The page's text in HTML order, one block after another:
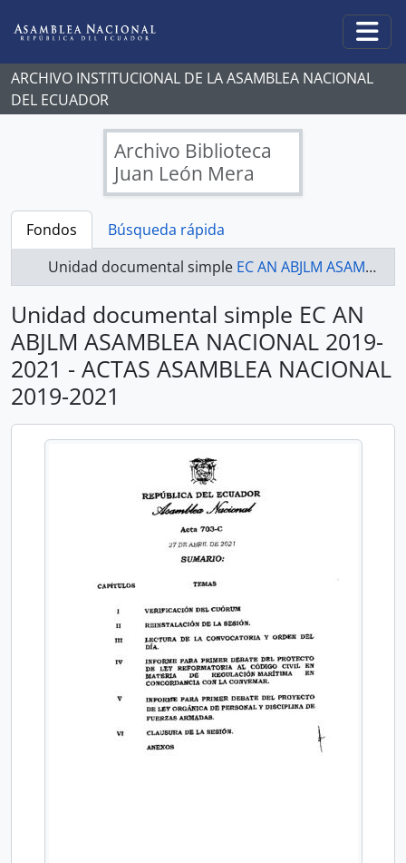
ARCHIVO INSTITUCIONAL DE LA ASAMBLEA NACIONAL
DEL ECUADOR
Archivo Biblioteca
Juan León Mera
Fondos
Búsqueda rápida
Unidad documental simple EC AN ABJLM ASAMBLEA NACIONAL 2019-2021 - ACTAS ASAMBLEA NACIONAL 2019-2021
Unidad documental simple EC AN
ABJLM ASAMBLEA NACIONAL 2019-
2021 - ACTAS ASAMBLEA NACIONAL
2019-2021